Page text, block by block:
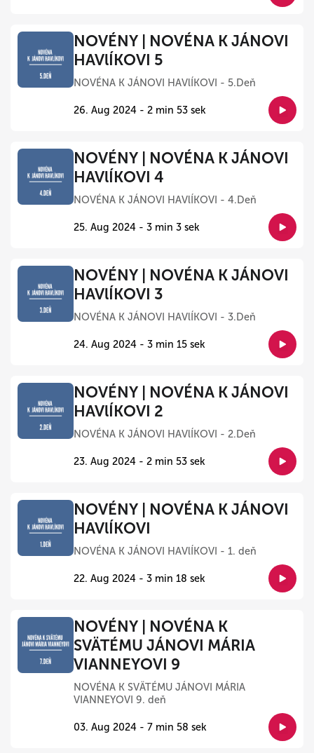
NOVÉNY | NOVÉNA K JÁNOVI
HAVlÍKOVI 5
NOVÉNA K JÁNOVI HAVlÍKOVI - 5.Deň
26. Aug 2024 - 2 min 53 sek
NOVÉNY | NOVÉNA K JÁNOVI
HAVlÍKOVI 4
NOVÉNA K JÁNOVI HAVlÍKOVI - 4.Deň
25. Aug 2024 - 3 min 3 sek
NOVÉNY | NOVÉNA K JÁNOVI
HAVlÍKOVI 3
NOVÉNA K JÁNOVI HAVlÍKOVI - 3.Deň
24. Aug 2024 - 3 min 15 sek
NOVÉNY | NOVÉNA K JÁNOVI
HAVlÍKOVI 2
NOVÉNA K JÁNOVI HAVlÍKOVI - 2.Deň
23. Aug 2024 - 2 min 53 sek
NOVÉNY | NOVÉNA K JÁNOVI
HAVlÍKOVI
NOVÉNA K JÁNOVI HAVlÍKOVI - 1. deň
22. Aug 2024 - 3 min 18 sek
NOVÉNY | NOVÉNA K
SVÄTÉMU JÁNOVI MÁRIA
VIANNEYOVI 9
NOVÉNA K SVÄTÉMU JÁNOVI MÁRIA
VIANNEYOVI 9. deň
03. Aug 2024 - 7 min 58 sek